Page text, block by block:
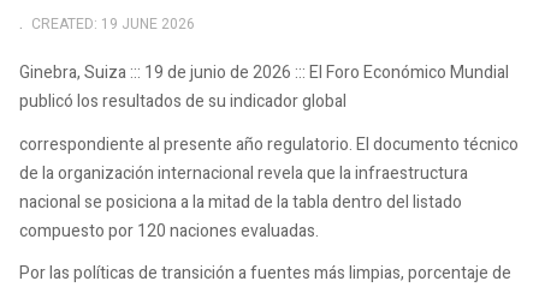
CREATED: 19 JUNE 2026
Ginebra, Suiza ::: 19 de junio de 2026 ::: El Foro Económico Mundial
publicó los resultados de su indicador global
correspondiente al presente año regulatorio. El documento técnico
de la organización internacional revela que la infraestructura
nacional se posiciona a la mitad de la tabla dentro del listado
compuesto por 120 naciones evaluadas.
Por las políticas de transición a fuentes más limpias, porcentaje de